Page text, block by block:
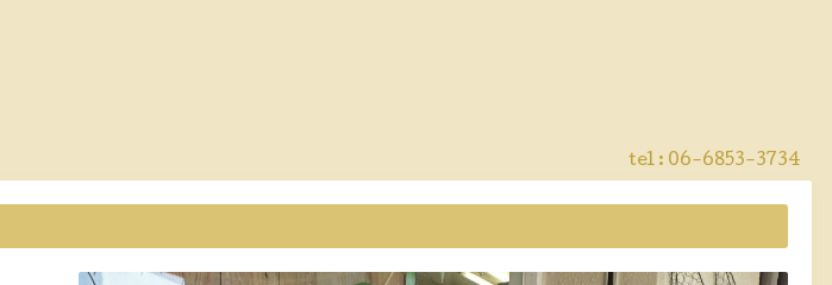
tel : 06-6853-3734